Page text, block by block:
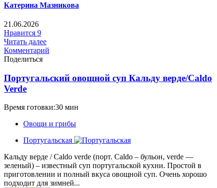
Катерина Мазникова
21.06.2026
Нравится 9
Читать далее
Комментарий
Поделиться
Португальский овощной суп Кальду верде/Caldo
Verde
Время готовки:30 мин
Овощи и грибы
Португальская
Кальду верде / Caldo verde (порт. Caldo – бульон, verde —
зеленый) – известный суп португальской кухни. Простой в
приготовлении и полный вкуса овощной суп. Очень хорошо
подходит для зимней...